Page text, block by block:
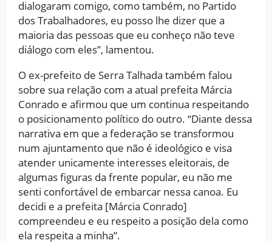
dialogaram comigo, como também, no Partido
dos Trabalhadores, eu posso lhe dizer que a
maioria das pessoas que eu conheço não teve
diálogo com eles”, lamentou.
O ex-prefeito de Serra Talhada também falou
sobre sua relação com a atual prefeita Márcia
Conrado e afirmou que um continua respeitando
o posicionamento político do outro. “Diante dessa
narrativa em que a federação se transformou
num ajuntamento que não é ideológico e visa
atender unicamente interesses eleitorais, de
algumas figuras da frente popular, eu não me
senti confortável de embarcar nessa canoa. Eu
decidi e a prefeita [Márcia Conrado]
compreendeu e eu respeito a posição dela como
ela respeita a minha”.